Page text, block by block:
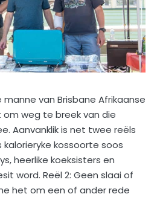
manne van Brisbane Afrikaanse
om weg te breek van die
Aanvanklik is net twee reëls
kalorieryke kossoorte soos
heerlike koeksisters en
word. Reël 2: Geen slaai of
het om een of ander rede